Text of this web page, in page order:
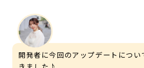
開発者に今回のアップデートについ